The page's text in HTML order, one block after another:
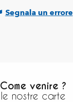
Segnala un errore
Come venire ?
le nostre carte